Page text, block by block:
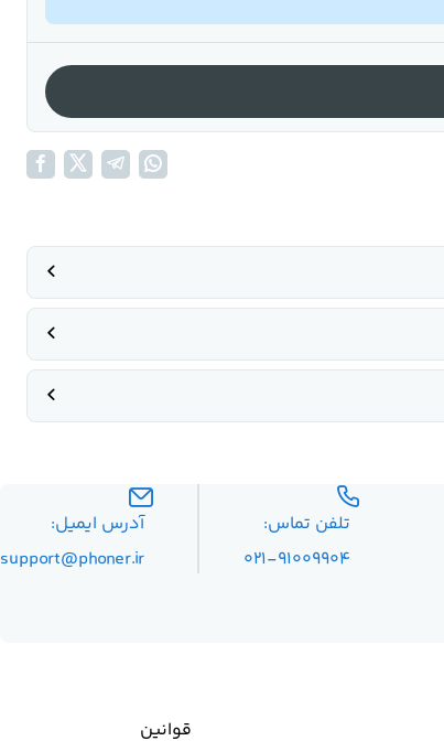
تلفن تماس:
۰۲۱-۹۱۰۰۹۹۰۴
آدرس ایمیل:
support@phoner.ir
قوانین